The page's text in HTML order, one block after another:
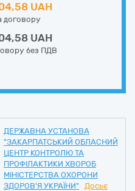
UAH
договору
UAH
без ПДВ
ДЕРЖАВНА УСТАНОВА
"ЗАКАРПАТСЬКИЙ ОБЛАСНИЙ
ЦЕНТР КОНТРОЛЮ ТА
ПРОФІЛАКТИКИ ХВОРОБ
МІНІСТЕРСТВА ОХОРОНИ
ЗДОРОВ'Я УКРАЇНИ"
Досьє